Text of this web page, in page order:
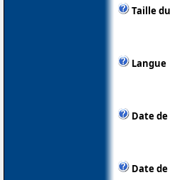
Taille
Langue
Date
Date